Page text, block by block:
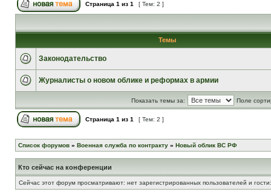
Страница 1 из 1 [ Тем: 2 ]
Темы
Законодательство
Журналисты о новом облике и реформах в армии
Показать темы за: Поле
Страница 1 из 1 [ Тем: 2 ]
Список форумов » Военная служба по контракту » Новый облик ВС РФ
Кто сейчас на конференции
Сейчас этот форум просматривают: нет зарегистрированных пользователей и